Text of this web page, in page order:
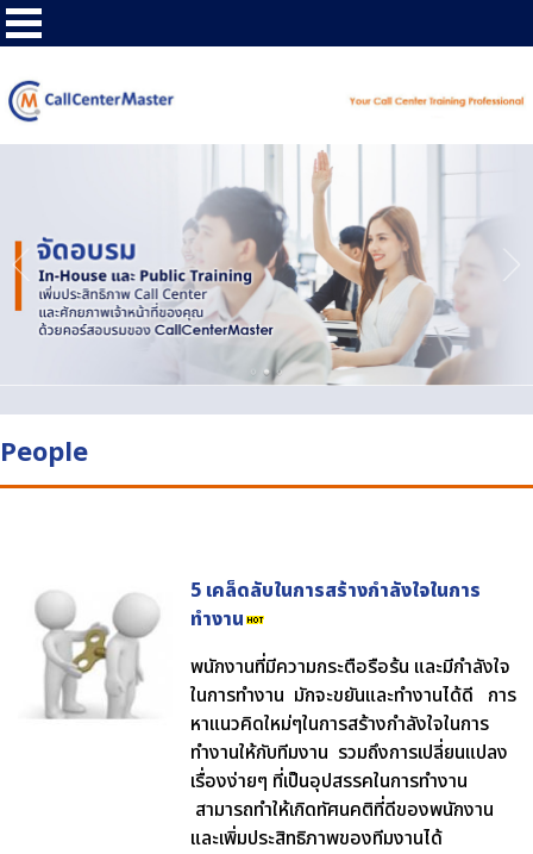
People
5 เคล็ดลับในการสร้างกำลังใจในการ
ทำงาน
พนักงานที่มีความกระตือรือร้น และมีกำลังใจ
ในการทำงาน มักจะขยันและทำงานได้ดี การ
หาแนวคิดใหม่ๆในการสร้างกำลังใจในการ
ทำงานให้กับทีมงาน รวมถึงการเปลี่ยนแปลง
เรื่องง่ายๆ ที่เป็นอุปสรรคในการทำงาน
สามารถทำให้เกิดทัศนคติที่ดีของพนักงาน
และเพิ่มประสิทธิภาพของทีมงานได้